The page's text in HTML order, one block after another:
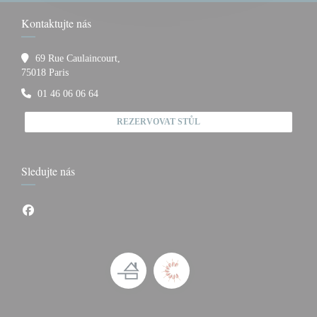
Kontaktujte nás
69 Rue Caulaincourt,
75018 Paris((otevře se v novém okně))
01 46 06 06 64
REZERVOVAT STŮL
Sledujte nás
Facebook ((otevře se v novém okně))